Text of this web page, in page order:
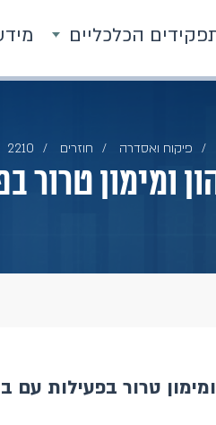
הכלכליים
פיקוח ואסדרה חוזרים 2210
ומימון
טרור בפעילות עם